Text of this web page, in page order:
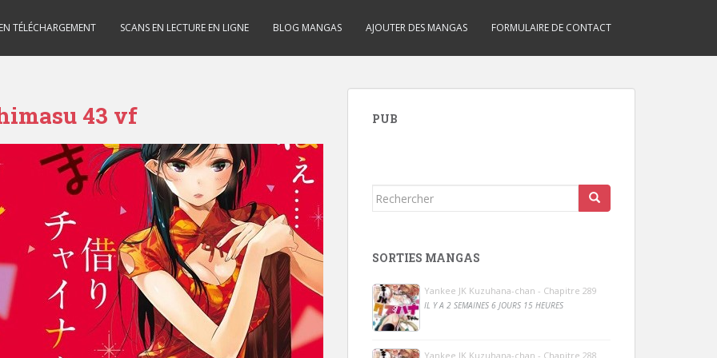
TÉLÉCHARGEMENT SCANS EN LECTURE EN LIGNE BLOG MANGAS AJOUTER DES MANGAS FORMULAIRE DE CONTACT
43 vf PUB
Rechercher...
SORTIES MANGAS
Yankee JK Kuzuhana-chan - Chapitre 289
IL Y A 2 SEMAINES 6 JOURS 15 HEURES
Yankee JK Kuzuhana-chan - Chapitre 288